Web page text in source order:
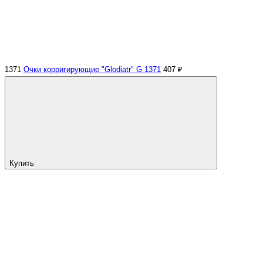
1371 Очки корригирующие "Glodiatr" G 1371 407 ₽
Купить